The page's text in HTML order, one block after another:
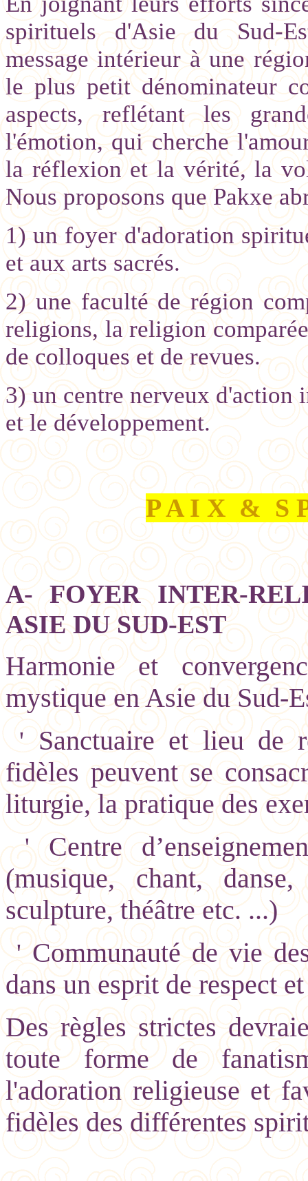
spirituels d'Asie du Sud-
message intérieur à une
le plus petit dénominateur
aspects, reflétant les
l'émotion, qui cherche
la réflexion et la vérité, la
Nous proposons que Pakxe
1) un foyer d'adoration
et aux arts sacrés.
2) une faculté de région
religions, la religion
de colloques et de revues.
3) un centre nerveux d'action
et le développement.
P A I X & S
A- FOYER INTER-
ASIE DU SUD-EST
Harmonie et
mystique en Asie du Sud-
'Sanctuaire et lieu de
fidèles peuvent se
liturgie, la pratique des
'Centre
(musique, chant,
sculpture, théâtre etc. ...)
'Communauté de vie
dans un esprit de respect
Des règles strictes
toute forme de
l'adoration religieuse et
fidèles des différentes